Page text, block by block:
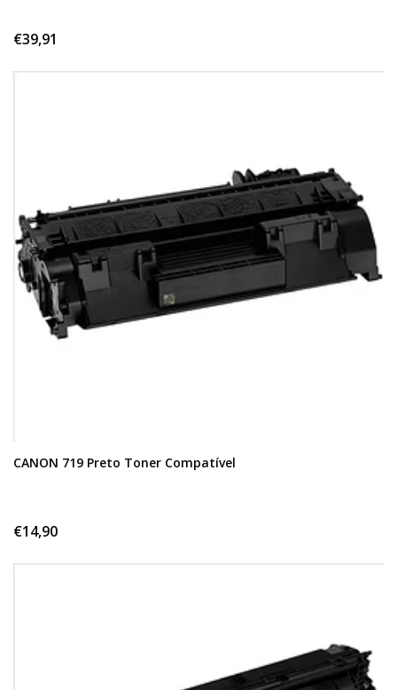
€39,91
CANON 719 Preto Toner Compatível
€14,90